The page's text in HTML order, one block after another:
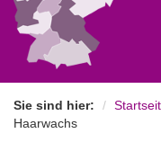
Sie sind hier:
Haarwachs